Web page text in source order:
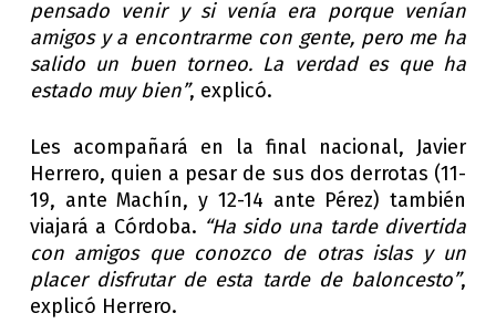
pensado venir y si venía era porque venían
amigos y a encontrarme con gente, pero me ha
salido un buen torneo. La verdad es que ha
estado muy bien”, explicó.
Les acompañará en la final nacional, Javier
Herrero, quien a pesar de sus dos derrotas (11-
19, ante Machín, y 12-14 ante Pérez) también
viajará a Córdoba. “Ha sido una tarde divertida
con amigos que conozco de otras islas y un
placer disfrutar de esta tarde de baloncesto”,
explicó Herrero.